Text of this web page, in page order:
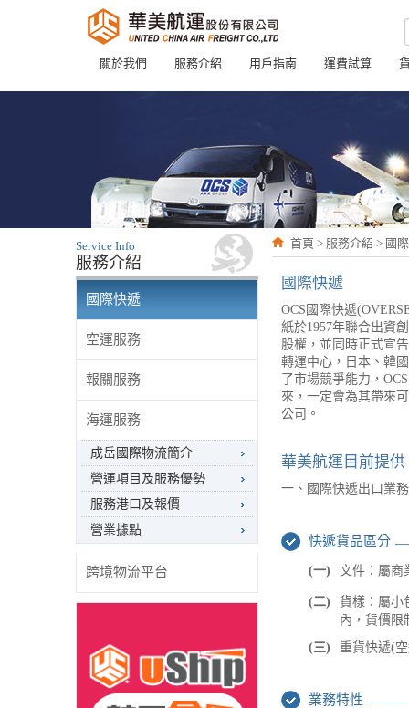
關於我們 服務介紹 用戶指南 運費試算
Service Info
服務介紹
國際快遞
空運服務
報關服務
海運服務
成岳國際物流簡介
營運項目及服務優勢
服務港口及報價
營業據點
跨境物流平台
首頁 > 服務介紹 > 國
國際快遞
OCS國際快遞
紙於1957年聯合出資
股權，並同時正式宣
轉運中心，日本、韓
了市場競爭能力，
來，一定會為其帶來
公司。
華美航運目前提供
一、國際快遞出口業
快遞貨品區分
(一) 文件：屬商
(二)
貨樣：屬小
內，貨價限
(三)
重貨快遞(
業務特性